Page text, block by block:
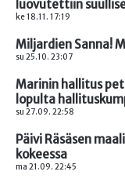
luovutettiin
ke 18.11. 17:19
Miljardien Sanna!
su 25.10. 23:07
Marinin hallitus
lopulta
su 27.09. 22:58
Päivi Räsäsen
kokeessa
ma 21.09. 22:45